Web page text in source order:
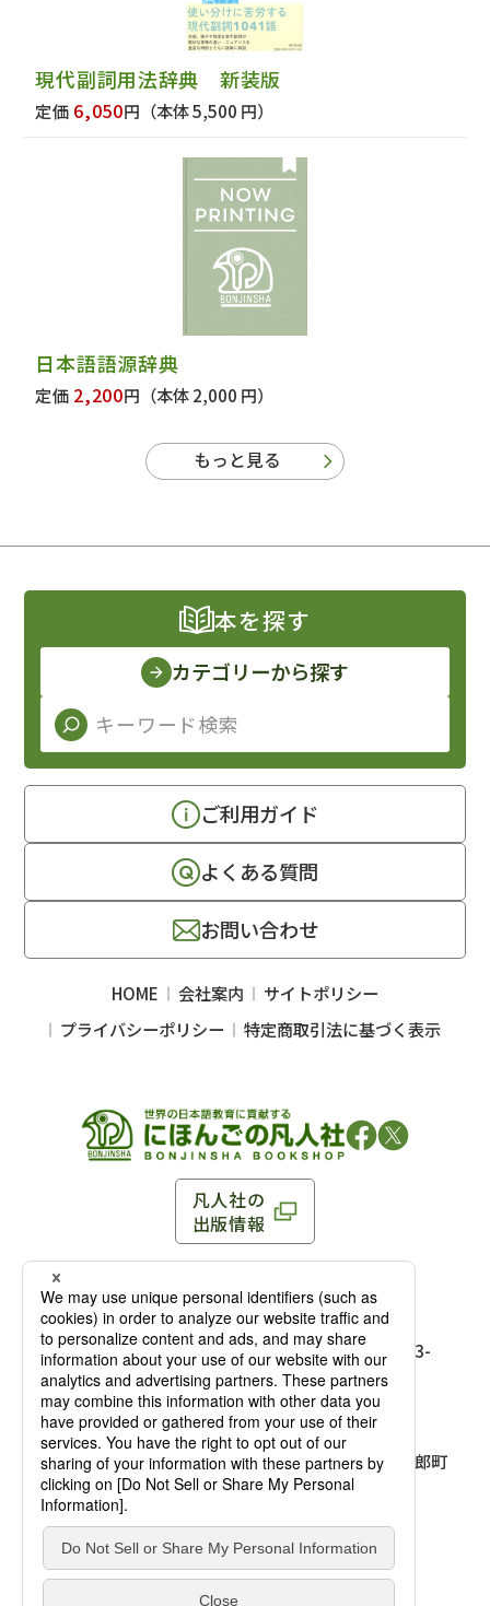
現代副詞用法辞典 新装版
定価 6,050円 （本体 5,500 円）
日本語語源辞典
定価 2,200円 （本体 2,000 円）
もっと見る
凡人社の
出版情報
〒102-0093 東京都千代田区平河町 1-3-13 8F
TEL：03-3263-3959／FAX：03-3263-3116
麹町店
〒102-0093 東京都千代田区平河町1-3-
13 8F［アクセス］
TEL：03-3239-8673／FAX：03-3263-
3116
大阪店
〒541-0056 大阪府大阪市中央区久太郎町
4-2-10
大西ビルディング 1階［
TEL：06-4256-2684／FAX：03-6733-
7887
本を探す
カテゴリーから探す
ご利用ガイド
よくある質問
お問い合わせ
HOME 会社案内
サイトポリシー
プライバシーポリシー
特定商取引法に基づく表示